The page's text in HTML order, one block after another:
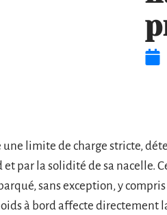
limite de charge stricte,
et par la solidité de sa nacelle.
sans exception, y
à bord affecte directement